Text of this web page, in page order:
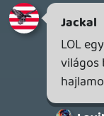
liquid
Ezt talán be
ott az
abszolút
csomi